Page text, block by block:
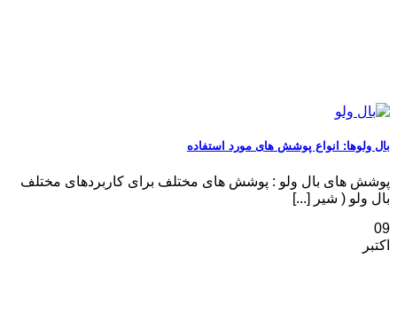
بال ولوها: انواع پوشش های مورد استفاده
پوشش های بال ولو : پوشش های مختلف برای کاربردهای مختلف
بال ولو ( شیر [...]
09
اکتبر